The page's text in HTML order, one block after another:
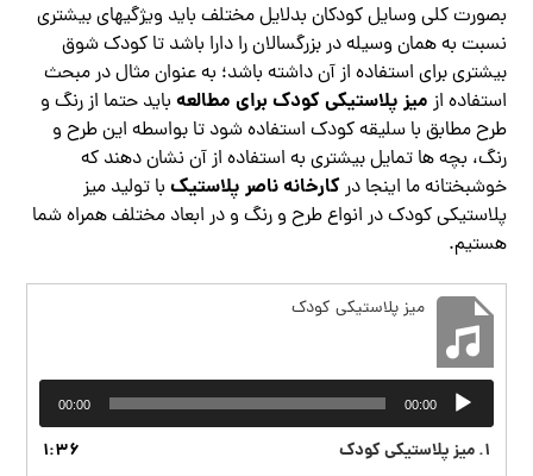
بصورت کلی وسایل کودکان بدلایل مختلف باید ویژگیهای بیشتری
نسبت به همان وسیله در بزرگسالان را دارا باشد تا کودک شوق
بیشتری برای استفاده از آن داشته باشد؛ به عنوان مثال در مبحث
استفاده از میز پلاستیکیکودک برای مطالعه باید حتما از رنگ و
طرح مطابق با سلیقه کودک استفاده شود تا بواسطه این طرح و
رنگ، بچه ها تمایل بیشتری به استفاده از آن نشان دهند که
خوشبختانه ما اینجا درکارخانه ناصر پلاستیک با تولید میز
پلاستیکی کودک در انواع طرح و رنگ و در ابعاد مختلف همراه شما
هستیم.
میز پلاستیکی کودک
پخش‌کننده
صوت
00:00
00:00
1. میز پلاستیکی کودک 1:36